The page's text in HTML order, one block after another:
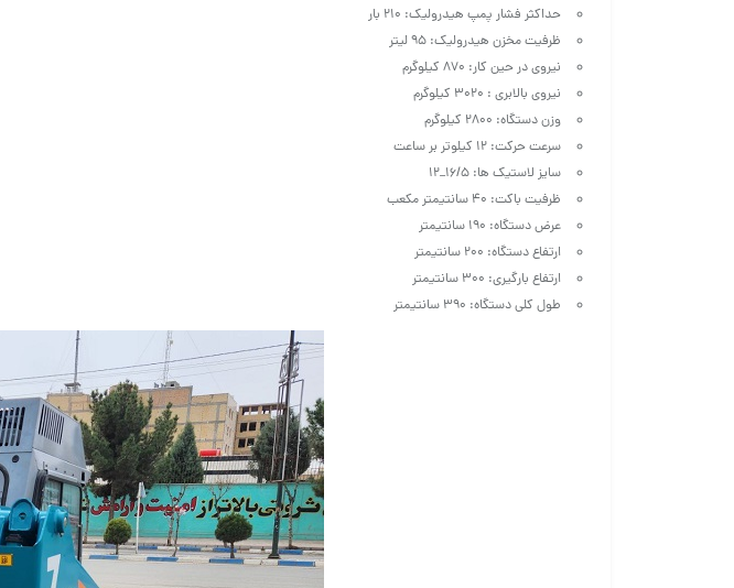
حداکثر فشار پمپ هیدرولیک: ۲۱۰ بار
ظرفیت مخزن هیدرولیک: ۹۵ لیتر
نیروی در حین کار: ۸۷۰ کیلوگرم
نیروی بالابری : ۳۰۲۰ کیلوگرم
وزن دستگاه: ۲۸۰۰ کیلوگرم
سرعت حرکت: ۱۲ کیلوتر بر ساعت
سایز لاستیک ها: ۱۶/۵_۱۲
ظرفیت باکت: ۴۰ سانتیمتر مکعب
عرض دستگاه: ۱۹۰ سانتیمتر
ارتفاع دستگاه: ۲۰۰ سانتیمتر
ارتفاع بارگیری: ۳۰۰ سانتیمتر
طول کلی دستگاه: ۳۹۰ سانتیمتر